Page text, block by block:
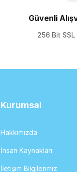
Güvenli
256 Bit
Kurumsal
Hakkımızda
İnsan Kaynakları
İletişim Bilgilerimiz